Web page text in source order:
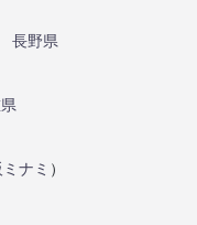
長野県
ナミ ）